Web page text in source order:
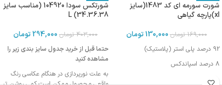
شورت سورمه ای کد 1483(سایز
xl)پارچه گیاهی
169,000 تومان130,000تومان
92 درصد پلی استر (پلاستیک)
8 درصد اسپاندکس
شورتکس سودا 104920 (مناسب سایز
34.36.38) L
403,000 تومان 294,000تومان
حتما قبل از خرید جدول سایز بندی زیر را
مشاهده کنید
به علت نورپردازی در هنگام عکاسی رنگ